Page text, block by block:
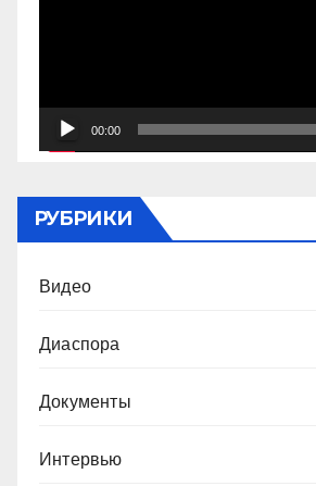
00:00
РУБРИКИ
Видео
Диаспора
Документы
Интервью